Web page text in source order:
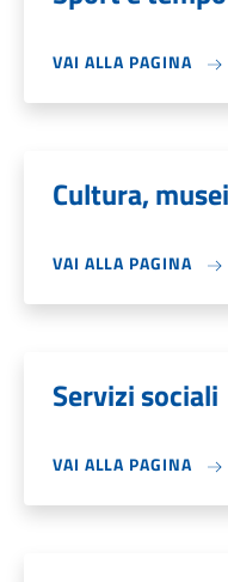
VAI ALLA PAGINA
Cultura,
VAI ALLA PAGINA
Servizi sociali
VAI ALLA PAGINA